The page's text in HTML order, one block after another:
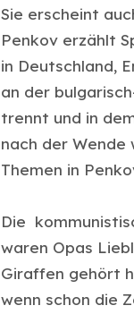
Sie erscheint
Penkov erzählt
in Deutschland,
an der
trennt und in
nach der Wende
Themen in
Die
waren Opas
Giraffen gehört
wenn schon die